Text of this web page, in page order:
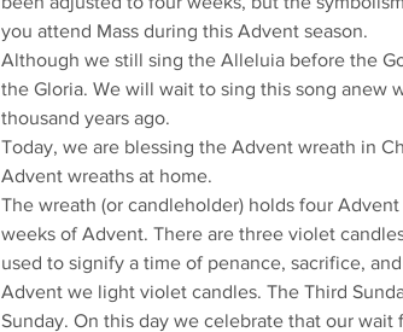
you attend Mass during this Advent season.
Although we still sing the Alleluia before the
the Gloria. We will wait to sing this song anew
thousand years ago.
Today, we are blessing the Advent wreath in
Advent wreaths at home.
The wreath (or candleholder) holds four
weeks of Advent. There are three violet
used to signify a time of penance, sacrifice,
Advent we light violet candles. The Third
Sunday. On this day we celebrate that our